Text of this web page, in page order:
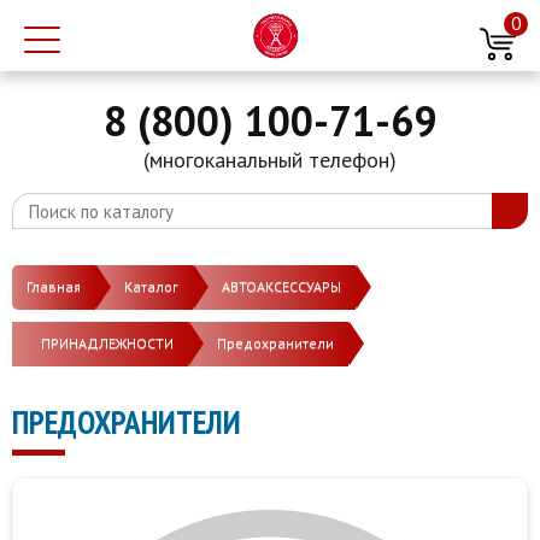
0
8 (800) 100-71-69
(многоканальный телефон)
Главная Каталог АВТОАКСЕССУАРЫ
ПРИНАДЛЕЖНОСТИ Предохранители
ПРЕДОХРАНИТЕЛИ